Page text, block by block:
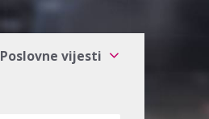
Poslovne vijesti